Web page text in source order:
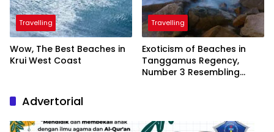
Travelling
Wow, The Best Beaches in
Krui West Coast
Travelling
Exoticism of Beaches in
Tanggamus Regency,
Number 3 Resembling
Advertorial